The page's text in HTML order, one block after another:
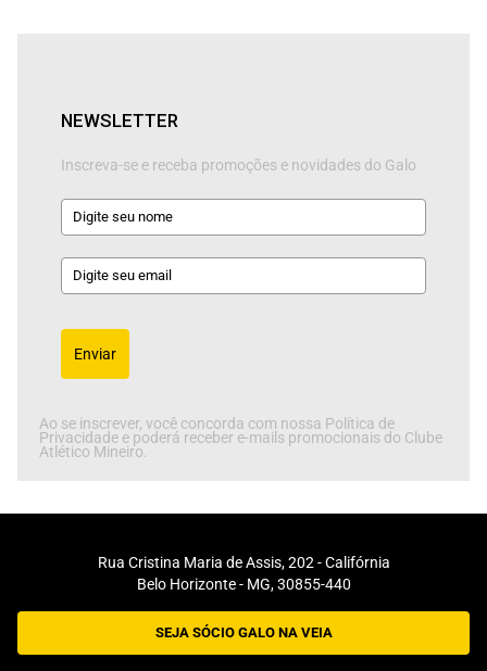
NEWSLETTER
Inscreva-se e receba promoções e novidades do Galo
Enviar
Ao se inscrever, você concorda com nossa Política de
Privacidade e poderá receber e-mails promocionais do Clube
Atlético Mineiro.
Rua Cristina Maria de Assis, 202 - Califórnia
Belo Horizonte - MG, 30855-440
SEJA SÓCIO GALO NA VEIA